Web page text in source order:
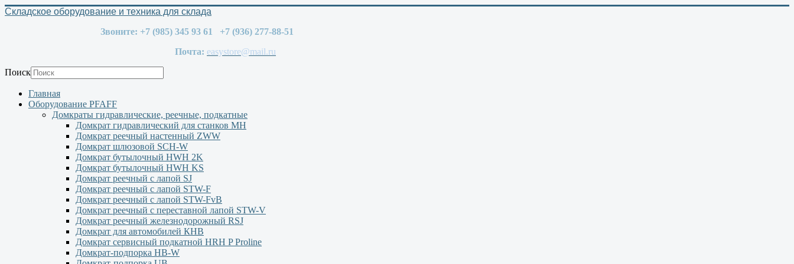
Складское оборудование и техника для склада
Звоните: +7 (985) 345 93 61 +7 (936) 277-88-51
Почта: easystore@mail.ru
Поиск
Главная
Оборудование PFAFF
Домкраты гидравлические, реечные, подкатные
Домкрат гидравлический для станков МН
Домкрат реечный настенный ZWW
Домкрат шлюзовой SCH-W
Домкрат бутылочный HWH 2K
Домкрат бутылочный HWH KS
Домкрат реечный с лапой SJ
Домкрат реечный с лапой STW-F
Домкрат реечный с лапой STW-FvB
Домкрат реечный с переставной лапой STW-V
Домкрат реечный железнодорожный RSJ
Домкрат для автомобилей КНВ
Домкрат сервисный подкатной НRH P Proline
Домкрат-подпорка HB-W